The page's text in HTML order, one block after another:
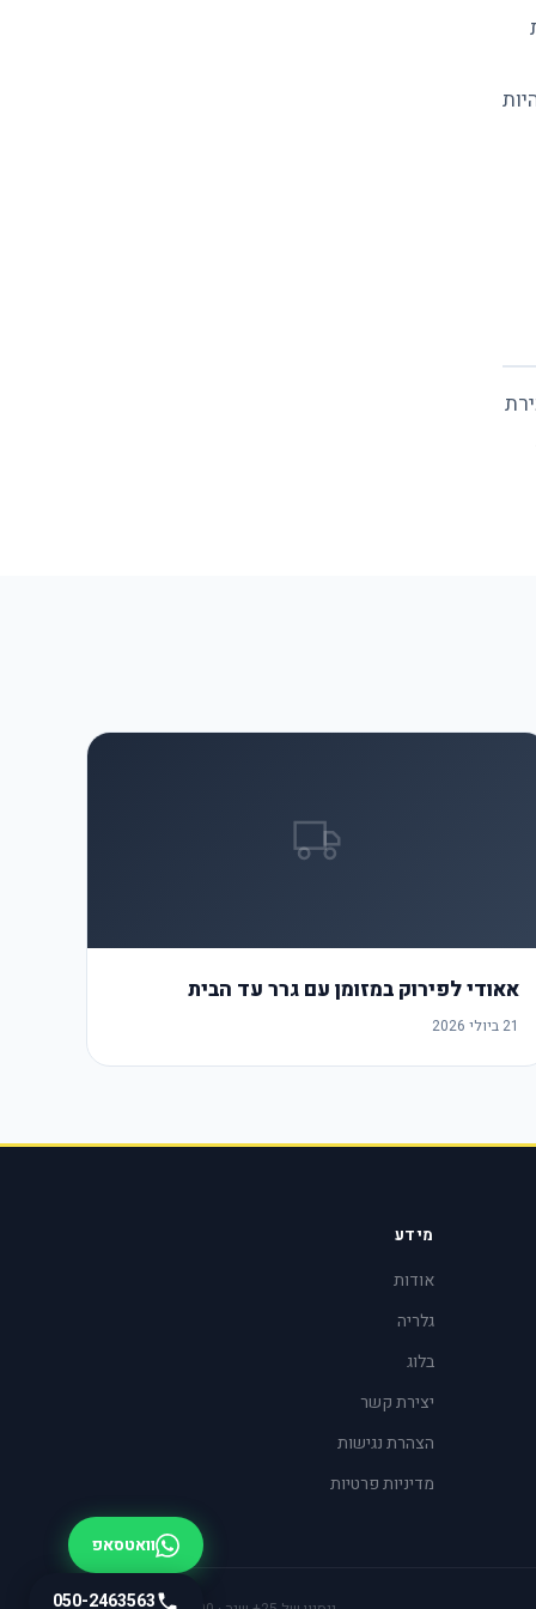
אאודי לפירוק במזומן עם גרר עד הבית
21 ביולי 2026
מידע
אודות
גלריה
בלוג
יצירת קשר
הצהרת נגישות
מדיניות פרטיות
וואטסאפ
050-2463563